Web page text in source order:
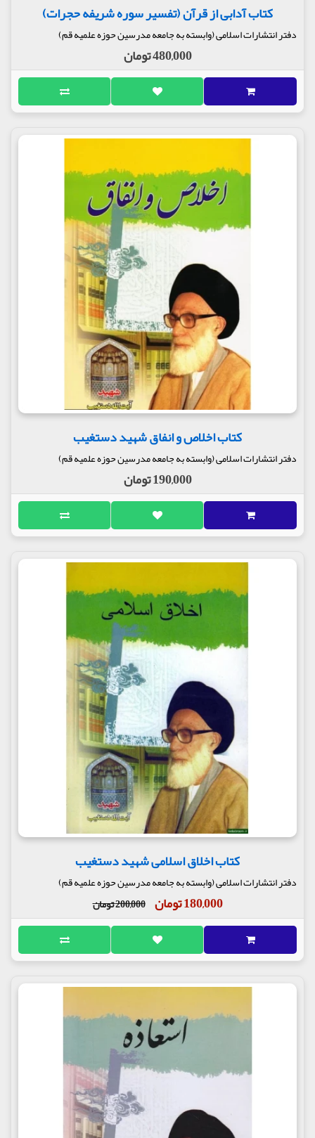
کتاب آدابی از قرآن (تفسیر سوره شریفه حجرات)
دفتر انتشارات اسلامی (وابسته به جامعه مدرسین حوزه علمیه قم)
480,000 تومان
کتاب اخلاص و انفاق شهید دستغیب
دفتر انتشارات اسلامی (وابسته به جامعه مدرسین حوزه علمیه قم)
190,000 تومان
کتاب اخلاق اسلامی شهید دستغیب
دفتر انتشارات اسلامی (وابسته به جامعه مدرسین حوزه علمیه قم)
180,000 تومان 200,000 تومان